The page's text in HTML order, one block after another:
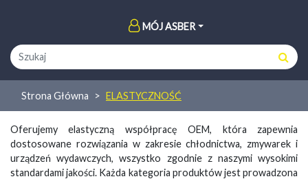
MÓJ ASBER
Strona Główna ELASTYCZNOŚĆ
Oferujemy elastyczną współpracę OEM, która zapewnia
dostosowane rozwiązania w zakresie chłodnictwa, zmywarek i
urządzeń wydawczych, wszystko zgodnie z naszymi wysokimi
standardami jakości. Każda kategoria produktów jest prowadzona